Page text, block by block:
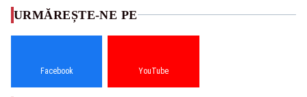
URMĂREȘTE-NE PE
Facebook YouTube